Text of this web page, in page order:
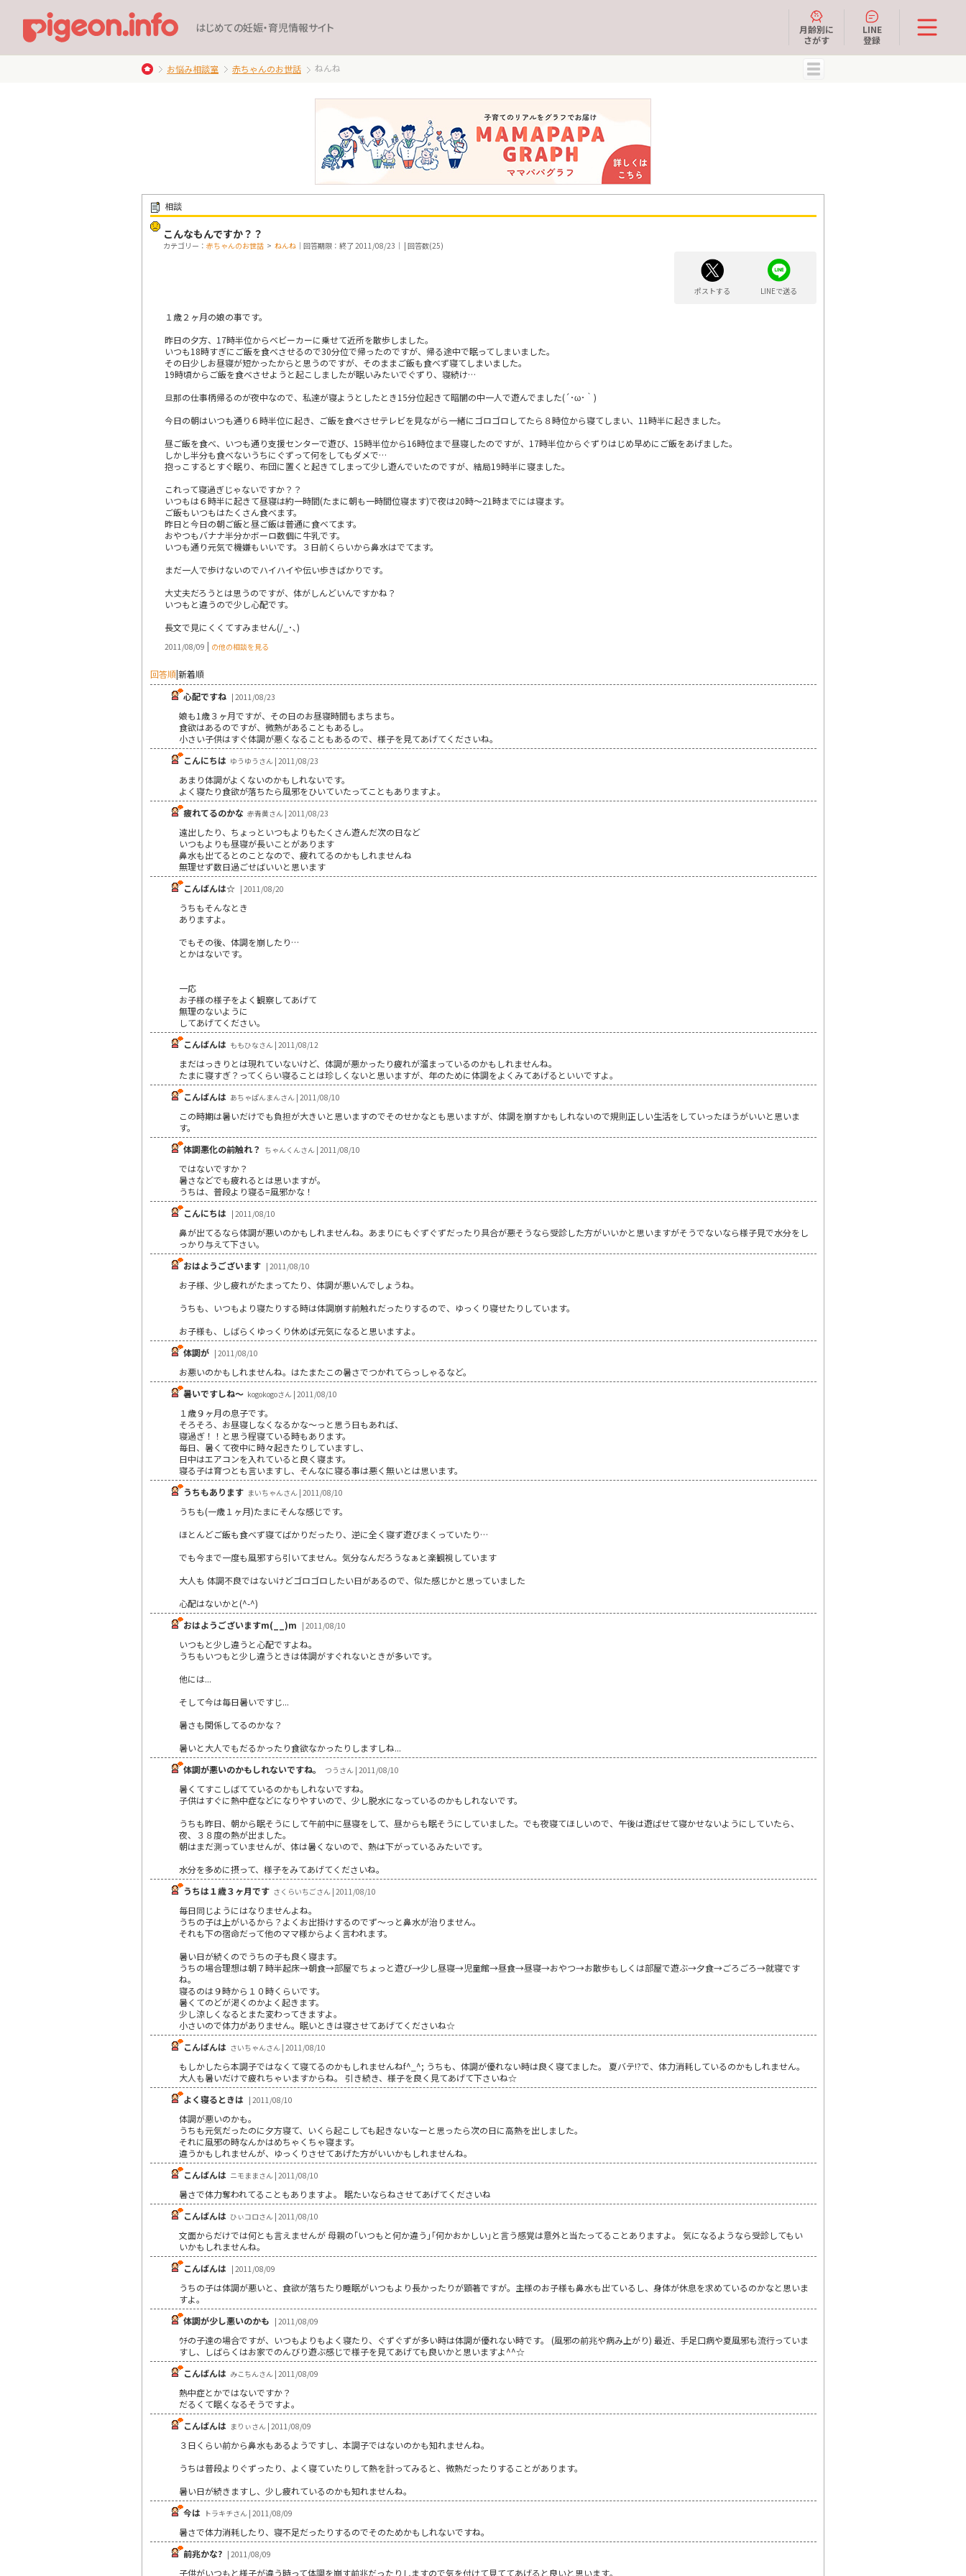
はじめての妊娠・育児情報サイト
月齢別に
さがす
LINE
登録
お悩み相談室 赤ちゃんのお世話 ねんね
相談
こんなもんですか？？
カテゴリー： 赤ちゃんのお世話 > ねんね ｜回答期限：終了 2011/08/23｜ | 回答数(25)
ポストする LINEで送る
１歳２ヶ月の娘の事です。
昨日の夕方、17時半位からベビーカーに乗せて近所を散歩しました。
いつも18時すぎにご飯を食べさせるので30分位で帰ったのですが、帰る途中で眠ってしまいました。
その日少しお昼寝が短かったからと思うのですが、そのままご飯も食べず寝てしまいました。
19時頃からご飯を食べさせようと起こしましたが眠いみたいでぐずり、寝続け…
旦那の仕事柄帰るのが夜中なので、私達が寝ようとしたとき15分位起きて暗闇の中一人で遊んでました(´･ω･｀)
今日の朝はいつも通り６時半位に起き、ご飯を食べさせテレビを見ながら一緒にゴロゴロしてたら８時位から寝てしまい、11時半に起きました。
昼ご飯を食べ、いつも通り支援センターで遊び、15時半位から16時位まで昼寝したのですが、17時半位からぐずりはじめ早めにご飯をあげました。
しかし半分も食べないうちにぐずって何をしてもダメで…
抱っこするとすぐ眠り、布団に置くと起きてしまって少し遊んでいたのですが、結局19時半に寝ました。
これって寝過ぎじゃないですか？？
いつもは６時半に起きて昼寝は約一時間(たまに朝も一時間位寝ます)で夜は20時～21時までには寝ます。
ご飯もいつもはたくさん食べます。
昨日と今日の朝ご飯と昼ご飯は普通に食べてます。
おやつもバナナ半分かボーロ数個に牛乳です。
いつも通り元気で機嫌もいいです。３日前くらいから鼻水はでてます。
まだ一人で歩けないのでハイハイや伝い歩きばかりです。
大丈夫だろうとは思うのですが、体がしんどいんですかね？
いつもと違うので少し心配です。
長文で見にくくてすみません(/_･､)
2011/08/09 | の他の相談を見る
回答順|新着順
心配ですね | 2011/08/23
娘も1歳３ヶ月ですが、その日のお昼寝時間もまちまち。
食欲はあるのですが、微熱があることもあるし。
小さい子供はすぐ体調が悪くなることもあるので、様子を見てあげてくださいね。
こんにちは ゆうゆうさん | 2011/08/23
あまり体調がよくないのかもしれないです。
よく寝たり食欲が落ちたら風邪をひいていたってこともありますよ。
疲れてるのかな 赤青黄さん | 2011/08/23
遠出したり、ちょっといつもよりもたくさん遊んだ次の日など
いつもよりも昼寝が長いことがあります
鼻水も出てるとのことなので、疲れてるのかもしれませんね
無理せず数日過ごせばいいと思います
こんばんは☆ | 2011/08/20
うちもそんなとき
ありますよ。
でもその後、体調を崩したり…
とかはないです。
一応
お子様の様子をよく観察してあげて
無理のないように
してあげてください。
こんばんは ももひなさん | 2011/08/12
まだはっきりとは現れていないけど、体調が悪かったり疲れが溜まっているのかもしれませんね。
たまに寝すぎ？ってくらい寝ることは珍しくないと思いますが、年のために体調をよくみてあげるといいですよ。
こんばんは あちゃぱんまんさん | 2011/08/10
この時期は暑いだけでも負担が大きいと思いますのでそのせかなとも思いますが、体調を崩すかもしれないので規則正しい生活をしていったほうがいいと思いま
す。
体調悪化の前触れ？ ちゃんくんさん | 2011/08/10
ではないですか？
暑さなどでも疲れるとは思いますが。
うちは、普段より寝る=風邪かな！
こんにちは | 2011/08/10
鼻が出てるなら体調が悪いのかもしれませんね。あまりにもぐずぐずだったり具合が悪そうなら受診した方がいいかと思いますがそうでないなら様子見で水分をし
っかり与えて下さい。
おはようございます | 2011/08/10
お子様、少し疲れがたまってたり、体調が悪いんでしょうね。
うちも、いつもより寝たりする時は体調崩す前触れだったりするので、ゆっくり寝せたりしています。
お子様も、しばらくゆっくり休めば元気になると思いますよ。
体調が | 2011/08/10
お悪いのかもしれませんね。はたまたこの暑さでつかれてらっしゃるなど。
暑いですしね～ kogokogoさん | 2011/08/10
１歳９ヶ月の息子です。
そろそろ、お昼寝しなくなるかな～っと思う日もあれば、
寝過ぎ！！と思う程寝ている時もあります。
毎日、暑くて夜中に時々起きたりしていますし、
日中はエアコンを入れていると良く寝ます。
寝る子は育つとも言いますし、そんなに寝る事は悪く無いとは思います。
うちもあります まいちゃんさん | 2011/08/10
うちも(一歳１ヶ月)たまにそんな感じです。
ほとんどご飯も食べず寝てばかりだったり、逆に全く寝ず遊びまくっていたり…
でも今まで一度も風邪すら引いてません。気分なんだろうなぁと楽観視しています
大人も 体調不良ではないけどゴロゴロしたい日があるので、似た感じかと思っていました
心配はないかと(^-^)
おはようございますm(__)m | 2011/08/10
いつもと少し違うと心配ですよね。
うちもいつもと少し違うときは体調がすぐれないときが多いです。
他には...
そして今は毎日暑いですじ...
暑さも関係してるのかな？
暑いと大人でもだるかったり食欲なかったりしますしね...
体調が悪いのかもしれないですね。
つうさん | 2011/08/10
暑くてすこしばてているのかもしれないですね。
子供はすぐに熱中症などになりやすいので、少し脱水になっているのかもしれないです。
うちも昨日、朝から眠そうにして午前中に昼寝をして、昼からも眠そうにしていました。でも夜寝てほしいので、午後は遊ばせて寝かせないようにしていたら、
夜、３８度の熱が出ました。
朝はまだ測っていませんが、体は暑くないので、熱は下がっているみたいです。
水分を多めに摂って、様子をみてあげてくださいね。
うちは１歳３ヶ月です さくらいちごさん | 2011/08/10
毎日同じようにはなりませんよね。
うちの子は上がいるから？よくお出掛けするのでず～っと鼻水が治りません。
それも下の宿命だって他のママ様からよく言われます。
暑い日が続くのでうちの子も良く寝ます。
うちの場合理想は朝７時半起床→朝食→部屋でちょっと遊び→少し昼寝→児童館→昼食→昼寝→おやつ→お散歩もしくは部屋で遊ぶ→夕食→ごろごろ→就寝です
ね。
寝るのは９時から１０時くらいです。
暑くてのどが渇くのかよく起きます。
少し涼しくなるとまた変わってきますよ。
小さいので体力がありません。眠いときは寝させてあげてくださいね☆
こんばんは さいちゃんさん | 2011/08/10
もしかしたら本調子ではなくて寝てるのかもしれませんねf^_^; うちも、体調が優れない時は良く寝てました。 夏バテ!?で、体力消耗しているのかもしれません。
大人も暑いだけで疲れちゃいますからね。 引き続き、様子を良く見てあげて下さいね☆
よく寝るときは | 2011/08/10
体調が悪いのかも。
うちも元気だったのに夕方寝て、いくら起こしても起きないなーと思ったら次の日に高熱を出しました。
それに風邪の時なんかはめちゃくちゃ寝ます。
違うかもしれませんが、ゆっくりさせてあげた方がいいかもしれませんね。
こんばんは ニモままさん | 2011/08/10
暑さで体力奪われてることもありますよ。 眠たいならねさせてあげてくださいね
こんばんは ひぃコロさん | 2011/08/10
文面からだけでは何とも言えませんが 母親の｢いつもと何か違う｣｢何かおかしい｣と言う感覚は意外と当たってることありますよ。 気になるようなら受診してもい
いかもしれませんね。
こんばんは | 2011/08/09
うちの子は体調が悪いと、食欲が落ちたり睡眠がいつもより長かったりが顕著ですが。主様のお子様も鼻水も出ているし、身体が休息を求めているのかなと思いま
すよ。
体調が少し悪いのかも | 2011/08/09
ｳﾁの子達の場合ですが、いつもよりもよく寝たり、ぐずぐずが多い時は体調が優れない時です。 (風邪の前兆や病み上がり) 最近、手足口病や夏風邪も流行っていま
すし、しばらくはお家でのんびり遊ぶ感じで様子を見てあげても良いかと思いますよ^^☆
こんばんは みこちんさん | 2011/08/09
熱中症とかではないですか？
だるくて眠くなるそうですよ。
こんばんは まりぃさん | 2011/08/09
３日くらい前から鼻水もあるようですし、本調子ではないのかも知れませんね。
うちは普段よりぐずったり、よく寝ていたりして熱を計ってみると、微熱だったりすることがあります。
暑い日が続きますし、少し疲れているのかも知れませんね。
今は トラキチさん | 2011/08/09
暑さで体力消耗したり、寝不足だったりするのでそのためかもしれないですね。
前兆かな? | 2011/08/09
子供がいつもと様子が違う時って体調を崩す前兆だったりしますので気を付けて見ててあげると良いと思います｡